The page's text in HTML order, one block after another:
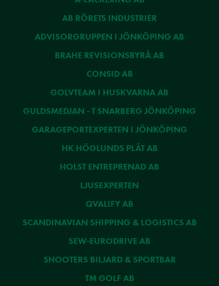
AB RÖRETS INDUSTRIER
ADVISORGRUPPEN I JÖNKÖPING AB
BRAHE REVISIONSBYRÅ AB
CONSID AB
GOLVTEAM I HUSKVARNA AB
GULDSMEDJAN - T SNARBERG JÖNKÖPING
GARAGEPORTEXPERTEN I JÖNKÖPING
HK HÖGLUNDS PLÅT AB
HOLST ENTREPRENAD AB
LJUSEXPERTEN
QVALIFY AB
SCANDINAVIAN SHIPPING & LOGISTICS AB
SEW-EURODRIVE AB
SHOOTERS BILJARD & SPORTBAR
TM GOLF AB